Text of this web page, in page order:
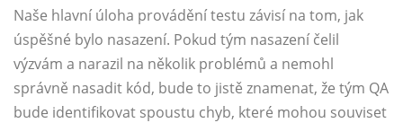
Naše hlavní úloha provádění testu závisí na tom, jak
úspěšné bylo nasazení. Pokud tým nasazení čelil
výzvám a narazil na několik problémů a nemohl
správně nasadit kód, bude to jistě znamenat, že tým QA
bude identifikovat spoustu chyb, které mohou souviset